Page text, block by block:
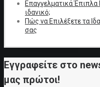
Επαγγελματικά Έπιπλα
ιδανικό;
Πώς να Επιλέξετε τα
σας
Εγγραφείτε στο
μας πρώτοι!